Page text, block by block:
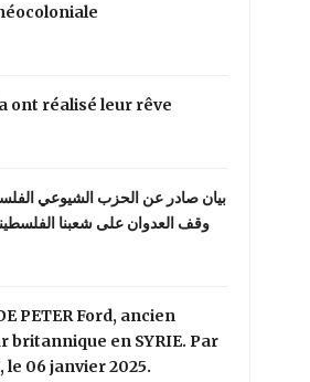
ont réalisé leur rêve
بيان صادر عن الحزب الشيوعي
وقف العدوان على شعبنا
PETER Ford, ancien
britannique en SYRIE. Par
le 06 janvier 2025.